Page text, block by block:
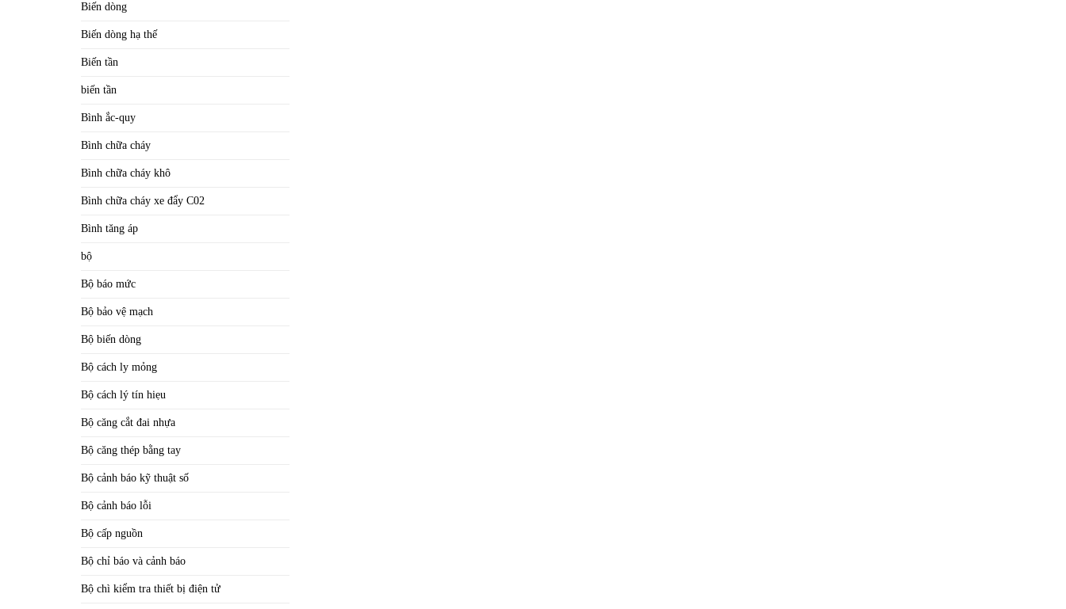
Biến dòng
Biến dòng hạ thế
Biến tần
biến tần
Bình ắc-quy
Bình chữa cháy
Bình chữa cháy khô
Bình chữa cháy xe đẩy C02
Bình tăng áp
bộ
Bộ báo mức
Bộ bảo vệ mạch
Bộ biến dòng
Bộ cách ly mỏng
Bộ cách lý tín hiẹu
Bộ căng cắt đai nhựa
Bộ căng thép bằng tay
Bộ cảnh báo kỹ thuật số
Bộ cảnh báo lỗi
Bộ cấp nguồn
Bộ chỉ báo và cảnh báo
Bộ chì kiểm tra thiết bị điện tử